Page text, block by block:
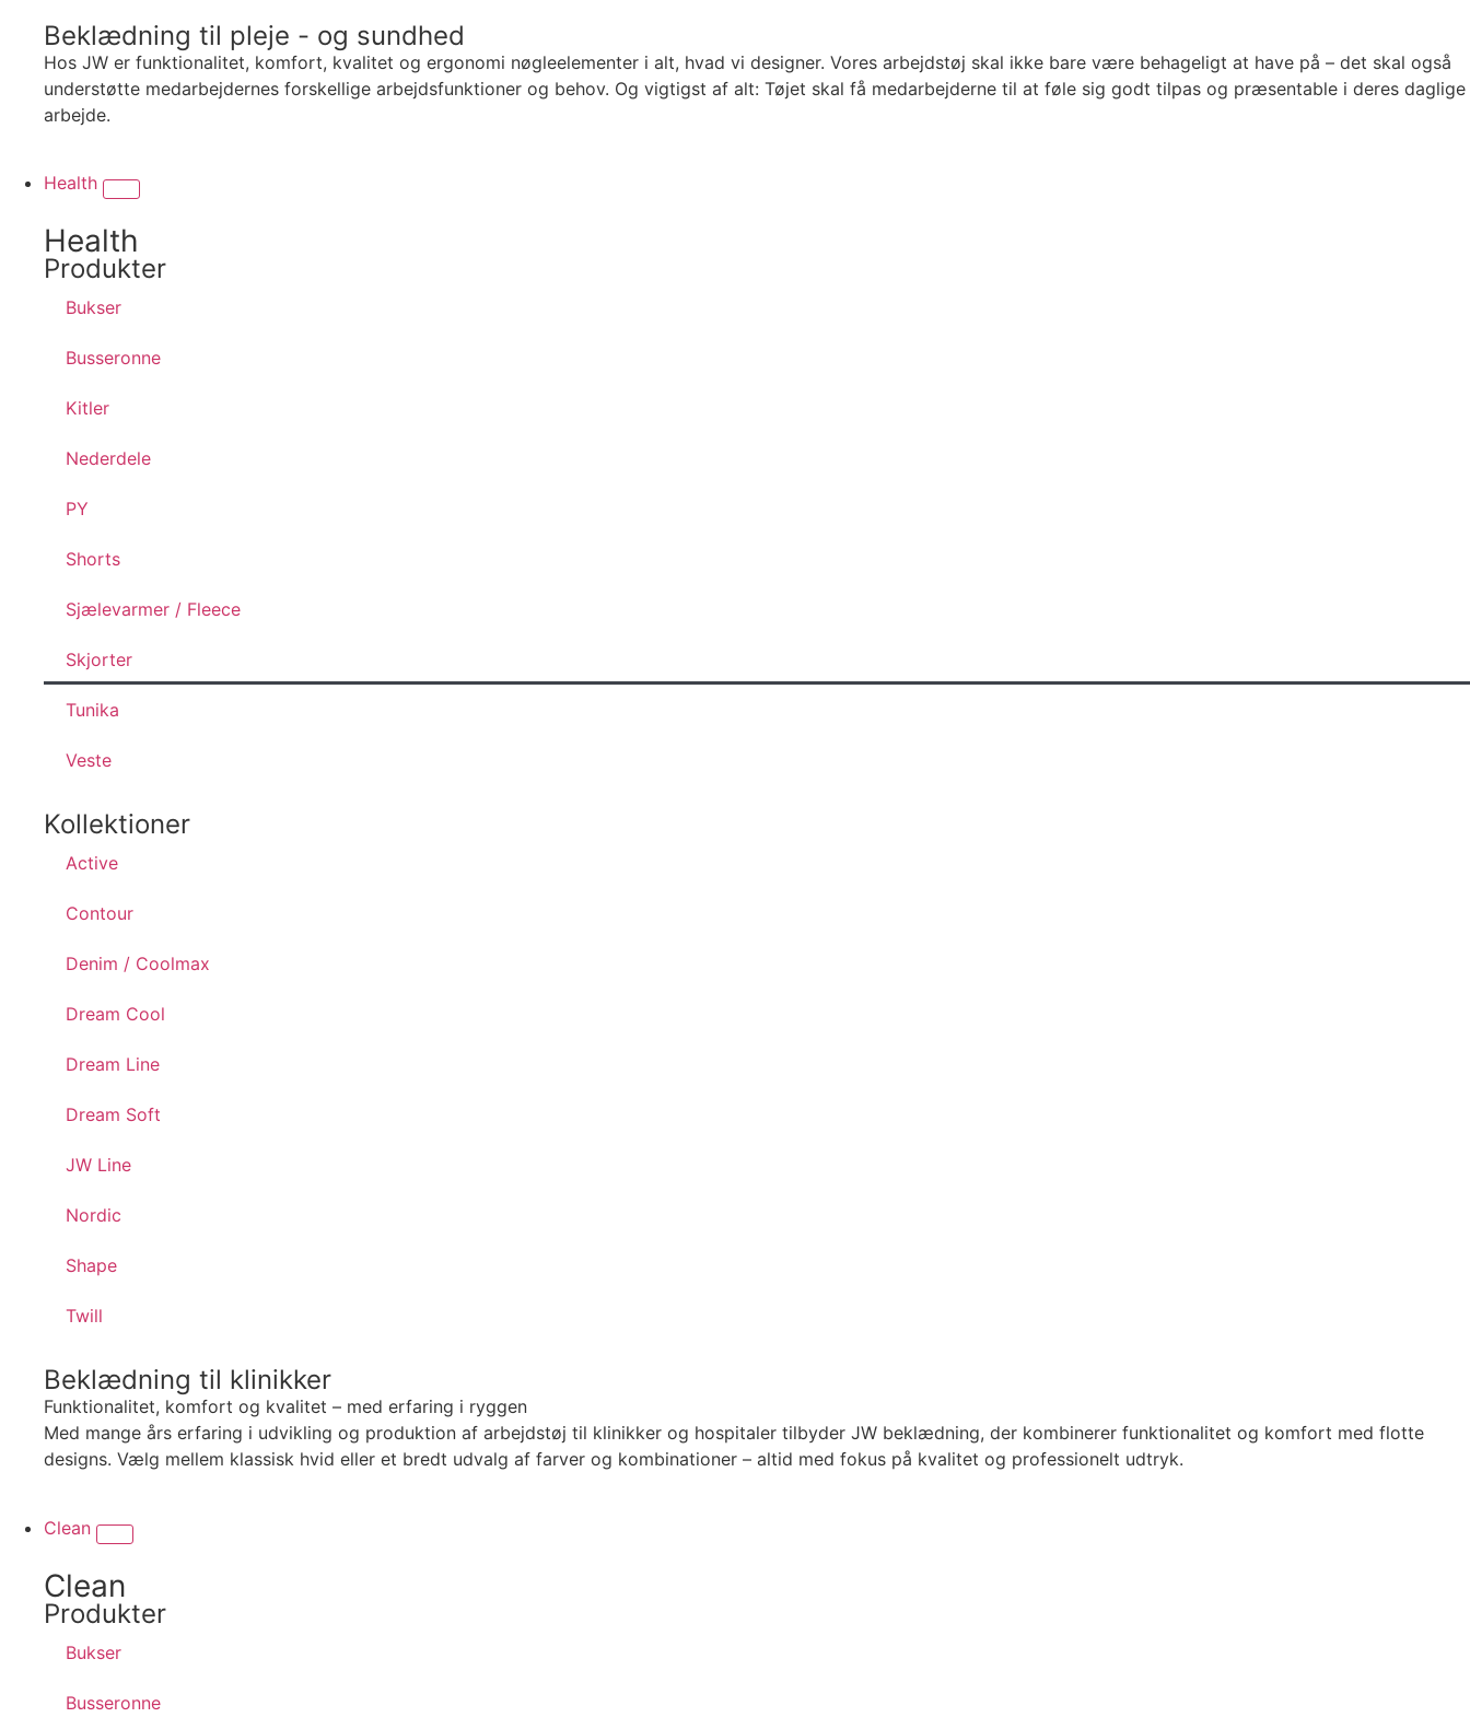
Beklædning til pleje - og sundhed
Hos JW er funktionalitet, komfort, kvalitet og ergonomi nøgleelementer i alt, hvad vi designer. Vores arbejdstøj skal ikke bare være behageligt at have på – det skal også
understøtte medarbejdernes forskellige arbejdsfunktioner og behov. Og vigtigst af alt: Tøjet skal få medarbejderne til at føle sig godt tilpas og præsentable i deres daglige
arbejde.
Health
Health
Produkter
Bukser
Busseronne
Kitler
Nederdele
PY
Shorts
Sjælevarmer / Fleece
Skjorter
Tunika
Veste
Kollektioner
Active
Contour
Denim / Coolmax
Dream Cool
Dream Line
Dream Soft
JW Line
Nordic
Shape
Twill
Beklædning til klinikker
Funktionalitet, komfort og kvalitet – med erfaring i ryggen
Med mange års erfaring i udvikling og produktion af arbejdstøj til klinikker og hospitaler tilbyder JW beklædning, der kombinerer funktionalitet og komfort med flotte
designs. Vælg mellem klassisk hvid eller et bredt udvalg af farver og kombinationer – altid med fokus på kvalitet og professionelt udtryk.
Clean
Clean
Produkter
Bukser
Busseronne